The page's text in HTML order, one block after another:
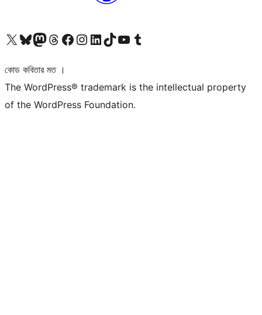
আমাদের X (আগের টুইটার) অ্যাকাউন্টে যানআমাদের Bluesky অ্যাকাউন্টটি দেখুনআমাদের মাস্টোডন অ্যাকাউন্টটি দেখুনআমাদের থ্রেডস অ্যাকাউন্টটি দেখুনআমাদের ফেসবুক পেজ দেখুনআমাদের ইন্সটাগ্রাম অ্যাকাউন্ট দেখুনআমাদের লিঙ্কডইন অ্যাকাউন্টে যানআমাদের TikTok অ্যাকাউন্টটি দেখুনআমাদের ইউটিউব চ্যানেলে যান আমাদের টাম্বলার অ্যাকাউন্ট দেখুন
কোড কবিতার মত ।
The WordPress® trademark is the intellectual property
of the WordPress Foundation.